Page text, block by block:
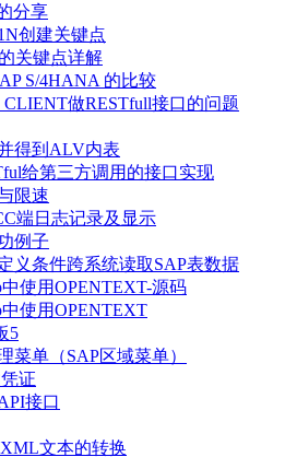
分享
创建关键点
关键点详解
S/4HANA 的比较
做RESTfull接口的问题
得到ALV内表
给第三方调用的接口实现
限速
端日志记录及显示
例子
义条件跨系统读取SAP表数据
使用OPENTEXT-源码
使用OPENTEXT
5
菜单（SAP区域菜单）
证
接口
文本的转换